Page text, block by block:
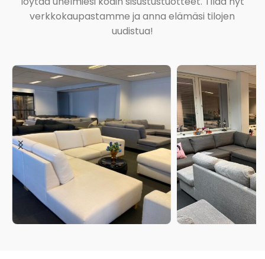
verkkokaupastamme ja anna elämäsi tilojen
uudistua!